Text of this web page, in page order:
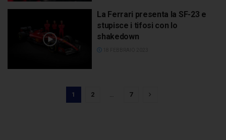
La Ferrari presenta la SF-23 e
stupisce i tifosi con lo
shakedown
1 2 … 7